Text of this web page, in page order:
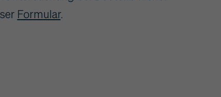
Formular.